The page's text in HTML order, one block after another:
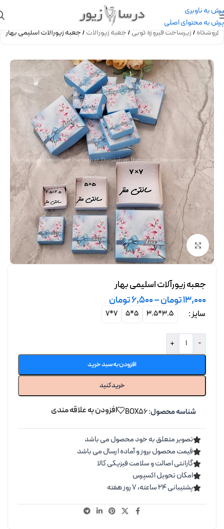
پرش به ناوبری
پرش به محتوای اصلی
فروشگاه/زیرساخت فیروزه کوبی/جعبه زیورآلات/جعبه زیورآلات اسلیمی بهار
برای بزرگنمایی کلیک کنید
جعبه زیورآلات اسلیمی بهار
13,000تومان–
6,500تومان
سایز 3.5*3.5
5*5
7*7
-
+
افزودن به سبد خرید
خرید کنید
شناسه محصول:BOX56 افزودن به علاقه مندی
تصویر متعلق به خود محصول می باشد
قیمت محصول بروز و آماده ارسال می باشد
گارانتی اصالت و سلامت فیزیکی کالا
امکان تحویل اکسپرس
پشتیبانی ۲۴ ساعته، ۷ روز هفته